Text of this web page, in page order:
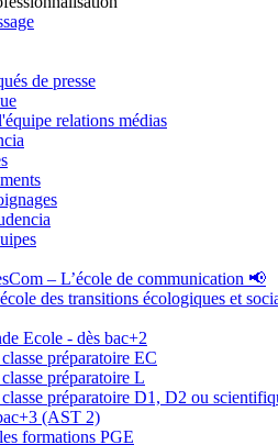
de presse
relations médias
– L’école de communication 📢
des transitions écologiques et
Ecole - dès bac+2
préparatoire EC
préparatoire L
préparatoire D1, D2 ou
(AST 2)
formations PGE